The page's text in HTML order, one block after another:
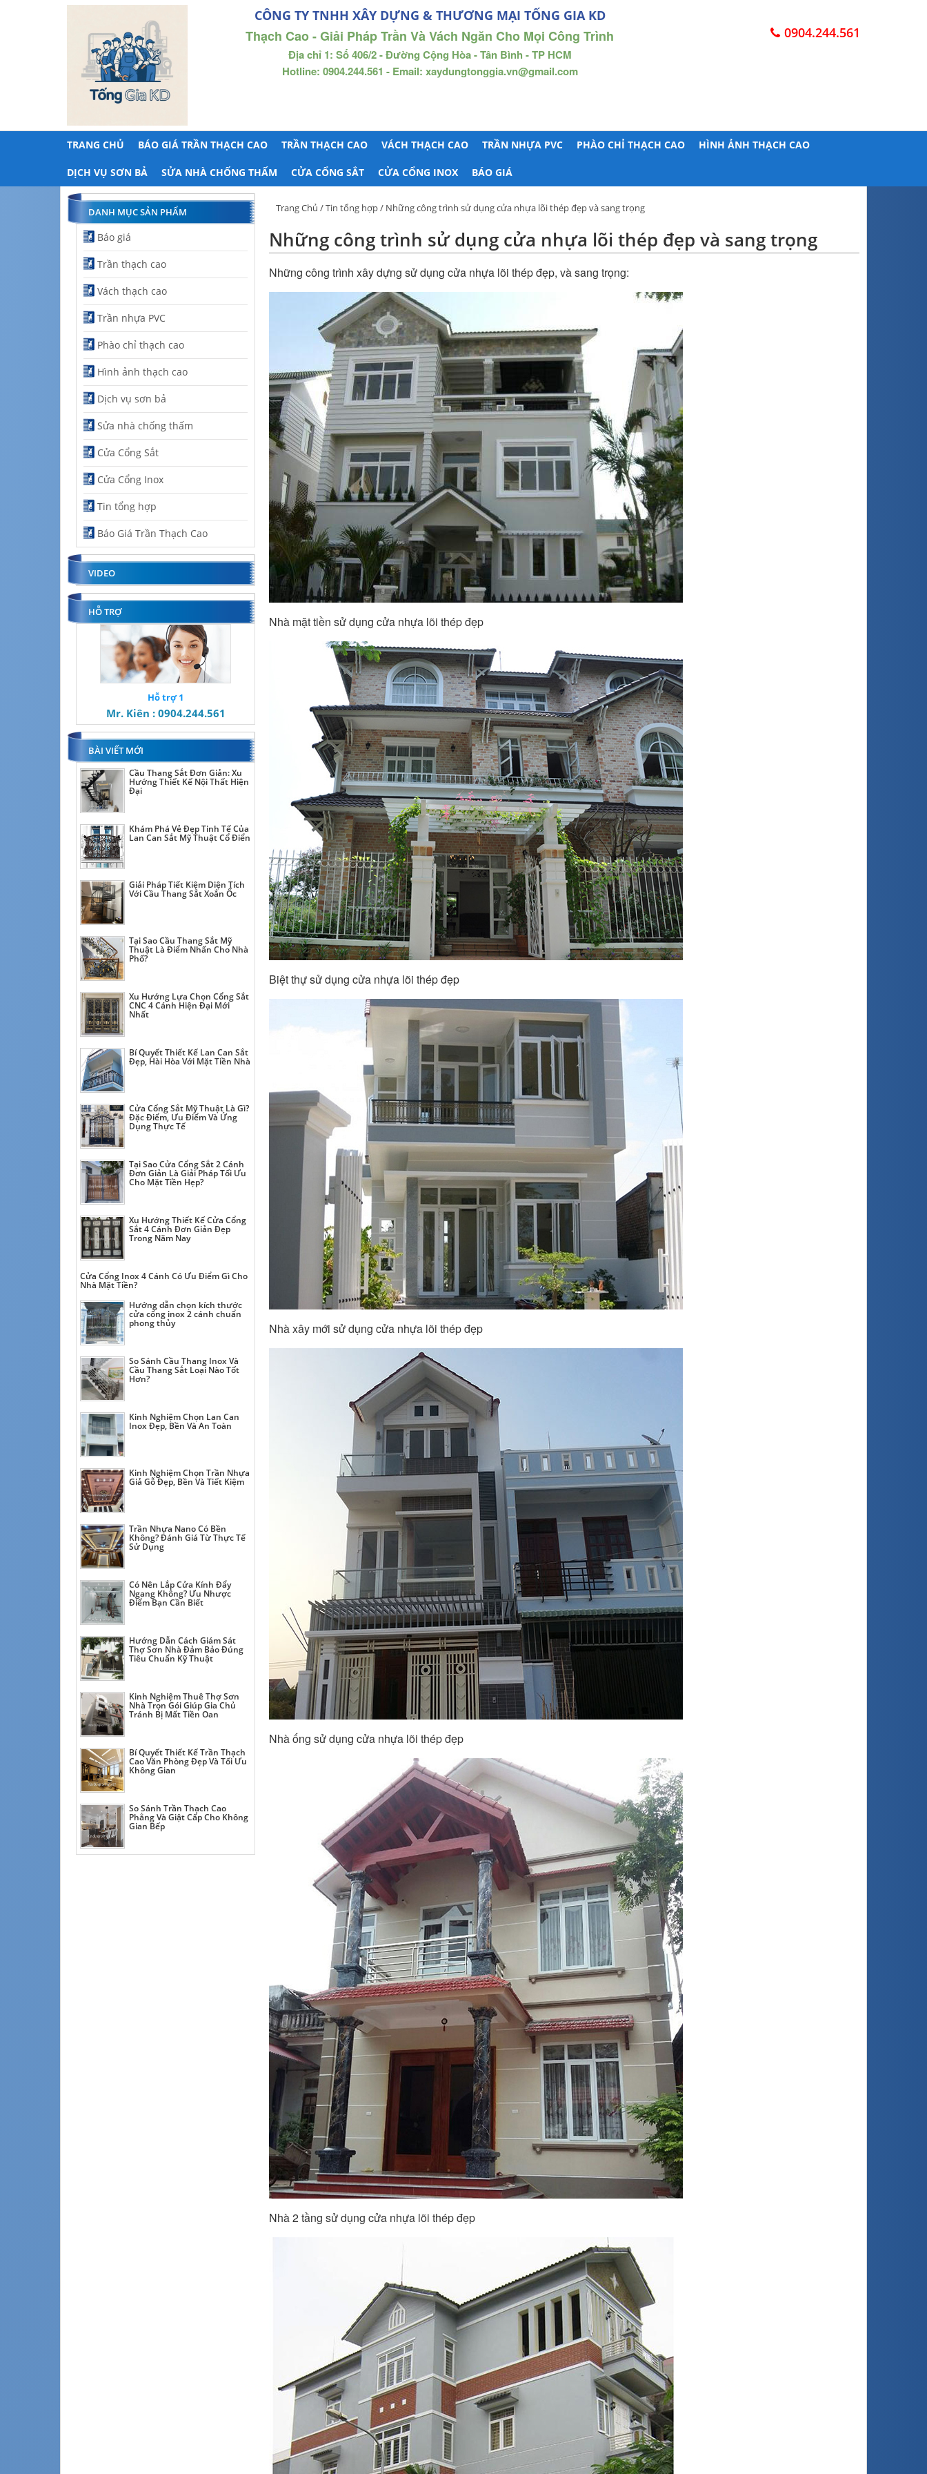
CÔNG TY TNHH XÂY DỰNG & THƯƠNG MẠI TỐNG GIA KD
Thạch Cao - Giải Pháp Trần Và Vách Ngăn Cho Mọi Công Trình
Địa chỉ 1: Số 406/2 - Đường Cộng Hòa - Tân Bình - TP HCM
Hotline: 0904.244.561 - Email: xaydungtonggia.vn@gmail.com
0904.244.561
TRANG CHỦ BÁO GIÁ TRẦN THẠCH CAO TRẦN THẠCH CAO VÁCH THẠCH CAO TRẦN NHỰA PVC PHÀO CHỈ THẠCH CAO HÌNH ẢNH THẠCH CAO
DỊCH VỤ SƠN BẢ SỬA NHÀ CHỐNG THẤM CỬA CỔNG SẮT CỬA CỔNG INOX BÁO GIÁ
Trang Chủ /Tin tổng hợp/ Những công trình sử dụng cửa nhựa lõi thép đẹp và sang trọng
Những công trình sử dụng cửa nhựa lõi thép đẹp và sang trọng
Những công trình xây dựng sử dụng cửa nhựa lõi thép đẹp, và sang trọng:
Nhà mặt tiền sử dụng cửa nhựa lõi thép đẹp
Biệt thự sử dụng cửa nhựa lõi thép đẹp
Nhà xây mới sử dụng cửa nhựa lõi thép đẹp
Nhà ống sử dụng cửa nhựa lõi thép đẹp
Nhà 2 tầng sử dụng cửa nhựa lõi thép đẹp
DANH MỤC SẢN PHẨM
Báo giá
Trần thạch cao
Vách thạch cao
Trần nhựa PVC
Phào chỉ thạch cao
Hình ảnh thạch cao
Dịch vụ sơn bả
Sửa nhà chống thấm
Cửa Cổng Sắt
Cửa Cổng Inox
Tin tổng hợp
Báo Giá Trần Thạch Cao
VIDEO
HỖ TRỢ
Hỗ trợ 1
Mr. Kiên : 0904.244.561
BÀI VIẾT MỚI
Cầu Thang Sắt Đơn Giản: Xu
Hướng Thiết Kế Nội Thất Hiện
Đại
Khám Phá Vẻ Đẹp Tinh Tế Của
Lan Can Sắt Mỹ Thuật Cổ Điển
Giải Pháp Tiết Kiệm Diện Tích
Với Cầu Thang Sắt Xoắn Ốc
Tại Sao Cầu Thang Sắt Mỹ
Thuật Là Điểm Nhấn Cho Nhà
Phố?
Xu Hướng Lựa Chọn Cổng Sắt
CNC 4 Cánh Hiện Đại Mới
Nhất
Bí Quyết Thiết Kế Lan Can Sắt
Đẹp, Hài Hòa Với Mặt Tiền Nhà
Cửa Cổng Sắt Mỹ Thuật Là Gì?
Đặc Điểm, Ưu Điểm Và Ứng
Dụng Thực Tế
Tại Sao Cửa Cổng Sắt 2 Cánh
Đơn Giản Là Giải Pháp Tối Ưu
Cho Mặt Tiền Hẹp?
Xu Hướng Thiết Kế Cửa Cổng
Sắt 4 Cánh Đơn Giản Đẹp
Trong Năm Nay
Cửa Cổng Inox 4 Cánh Có Ưu Điểm Gì Cho
Nhà Mặt Tiền?
Hướng dẫn chọn kích thước
cửa cổng inox 2 cánh chuẩn
phong thủy
So Sánh Cầu Thang Inox Và
Cầu Thang Sắt Loại Nào Tốt
Hơn?
Kinh Nghiệm Chọn Lan Can
Inox Đẹp, Bền Và An Toàn
Kinh Nghiệm Chọn Trần Nhựa
Giả Gỗ Đẹp, Bền Và Tiết Kiệm
Trần Nhựa Nano Có Bền
Không? Đánh Giá Từ Thực Tế
Sử Dụng
Có Nên Lắp Cửa Kính Đẩy
Ngang Không? Ưu Nhược
Điểm Bạn Cần Biết
Hướng Dẫn Cách Giám Sát
Thợ Sơn Nhà Đảm Bảo Đúng
Tiêu Chuẩn Kỹ Thuật
Kinh Nghiệm Thuê Thợ Sơn
Nhà Trọn Gói Giúp Gia Chủ
Tránh Bị Mất Tiền Oan
Bí Quyết Thiết Kế Trần Thạch
Cao Văn Phòng Đẹp Và Tối Ưu
Không Gian
So Sánh Trần Thạch Cao
Phẳng Và Giật Cấp Cho Không
Gian Bếp